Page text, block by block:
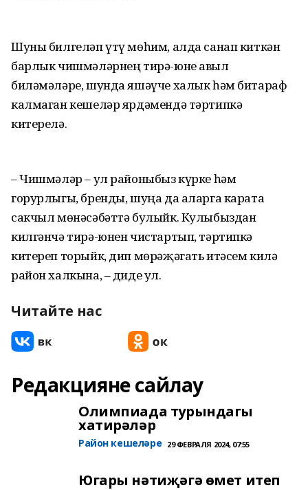
Шуны билгеләп үтү мөһим, алда санап киткән
барлык чишмәләрнең тирә-юне авыл
биләмәләре, шунда яшәүче халык һәм битараф
калмаган кешеләр ярдәмендә тәртипкә
китерелә.
– Чишмәләр – ул районыбыз күрке һәм
горурлыгы, бренды, шуңа да аларга карата
сакчыл мөнәсәбәттә булыйк. Кулыбыздан
килгәнчә тирә-юнен чистартып, тәртипкә
китереп торыйк, дип мөрәҗәгать итәсем килә
район халкына, – диде ул.
Читайте нас
Редакцияне сайлау
Олимпиада турындагы
хатирәләр
Район кешеләре 29 ФЕВРАЛЯ 2024, 07:55
Югары нәтиҗәгә өмет итеп